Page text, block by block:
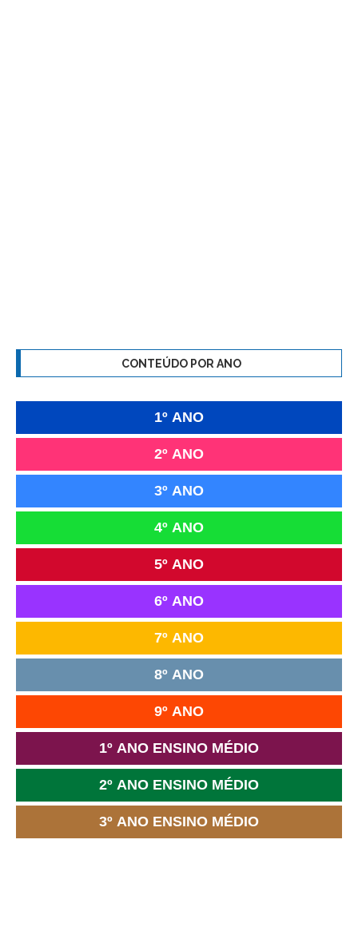
CONTEÚDO POR ANO
1º ANO
2º ANO
3º ANO
4º ANO
5º ANO
6º ANO
7º ANO
8º ANO
9º ANO
1º ANO ENSINO MÉDIO
2º ANO ENSINO MÉDIO
3º ANO ENSINO MÉDIO